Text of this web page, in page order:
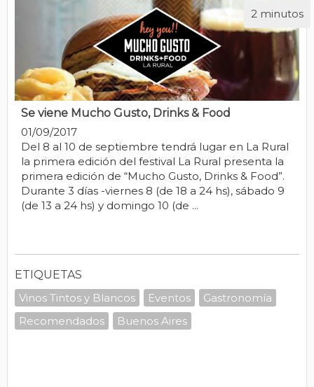
Vinos Tintos y Blancos
Eventos
Gastronomía
Buenos Aires
2 minutos
Se viene Mucho Gusto, Drinks & Food
01/09/2017
Del 8 al 10 de septiembre tendrá lugar en La Rural
la primera edición del festival La Rural presenta la
primera edición de “Mucho Gusto, Drinks & Food”.
Durante 3 días -viernes 8 (de 18 a 24 hs), sábado 9
(de 13 a 24 hs) y domingo 10 (de ...
ETIQUETAS
Vinos Tintos y Blancos
Eventos
Gastronomía
Recomendados
Buenos Aires